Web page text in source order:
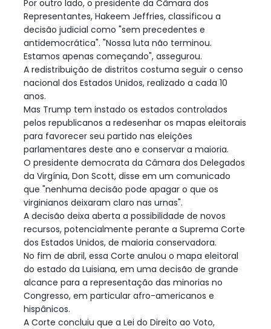
Por outro lado, o presidente da Câmara dos
Representantes, Hakeem Jeffries, classificou a
decisão judicial como "sem precedentes e
antidemocrática". "Nossa luta não terminou.
Estamos apenas começando", assegurou.
A redistribuição de distritos costuma seguir o censo
nacional dos Estados Unidos, realizado a cada 10
anos.
Mas Trump tem instado os estados controlados
pelos republicanos a redesenhar os mapas eleitorais
para favorecer seu partido nas eleições
parlamentares deste ano e conservar a maioria.
O presidente democrata da Câmara dos Delegados
da Virgínia, Don Scott, disse em um comunicado
que "nenhuma decisão pode apagar o que os
virginianos deixaram claro nas urnas".
A decisão deixa aberta a possibilidade de novos
recursos, potencialmente perante a Suprema Corte
dos Estados Unidos, de maioria conservadora.
No fim de abril, essa Corte anulou o mapa eleitoral
do estado da Luisiana, em uma decisão de grande
alcance para a representação das minorias no
Congresso, em particular afro-americanos e
hispânicos.
A Corte concluiu que a Lei do Direito ao Voto,